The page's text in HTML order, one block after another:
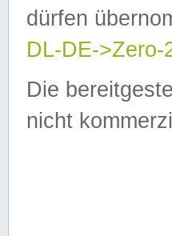
dürfen
DL-DE->Zero-
Die
nicht